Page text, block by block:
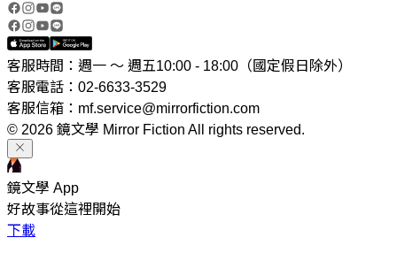
客服時間：週一 ～ 週五10:00 - 18:00（國定假日除外）
客服電話：02-6633-3529
客服信箱：mf.service@mirrorfiction.com
© 2026 鏡文學 Mirror Fiction All rights reserved.
鏡文學 App
好故事從這裡開始
下載